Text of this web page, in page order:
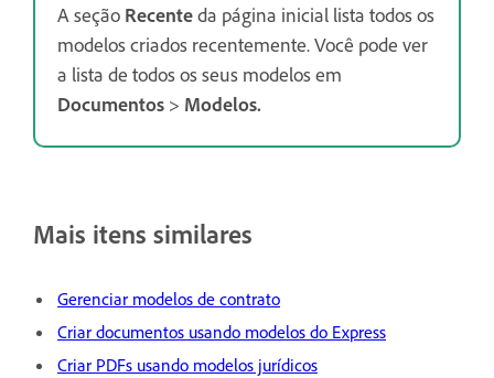
A seção Recenteda página inicial lista todos os
modelos criados recentemente. Você pode ver
a lista de todos os seus modelos em
Documentos > Modelos.
Mais itens similares
Gerenciar modelos de contrato
Criar documentos usando modelos do Express
Criar PDFs usando modelos jurídicos